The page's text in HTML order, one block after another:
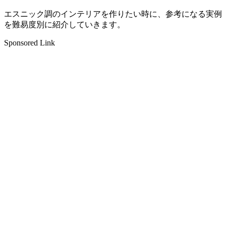
エスニック調のインテリアを作りたい時に、参考になる実例
を難易度別に紹介していきます。
Sponsored Link